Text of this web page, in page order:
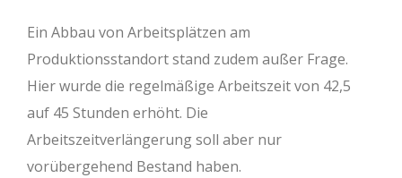
Ein Abbau von Arbeitsplätzen am
Produktionsstandort stand zudem außer Frage.
Hier wurde die regelmäßige Arbeitszeit von 42,5
auf 45 Stunden erhöht. Die
Arbeitszeitverlängerung soll aber nur
vorübergehend Bestand haben.